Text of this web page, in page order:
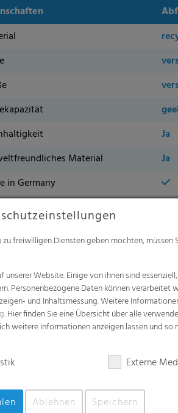
Ja
Material
Ja
in Germany
Leicht zu öffnen für eine effiziente und
Leicht zu handhaben für schwere,
Bietet eine exzellente
Äußerst hohe Durchstoßfestigkeit und
freiwilligen Diensten geben möchten, müssen
Website. Einige von ihnen sind
Personenbezogene Daten können verarbeitet
und Inhaltsmessung. Weitere
. Hier finden Sie eine Übersicht über alle
weitere Informationen anzeigen lassen und so
Externe
Ablehnen Speichern